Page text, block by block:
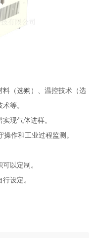
（选购）、温控技术（选
等。
现气体进样。
作和工业过程监测。
以定制。
设定。